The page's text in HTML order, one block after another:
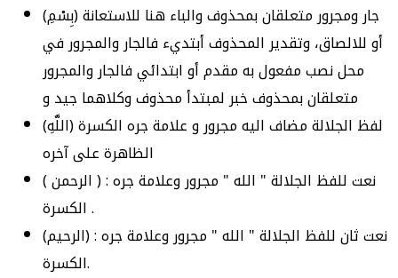
(بِسْمِ) جار ومجرور متعلقان بمحذوف والباء هنا للاستعانة
أو للالصاق، وتقدير المحذوف أبتديء فالجار والمجرور في
محل نصب مفعول به مقدم أو ابتدائي فالجار والمجرور
متعلقان بمحذوف خبر لمبتدأ محذوف وكلاهما جيد و
(اللَّهِ) لفظ الجلالة مضاف اليه مجرور و علامة جره الكسرة
الظاهرة على آخره
( الرحمن ) : نعت للفظ الجلالة " الله " مجرور وعلامة جره
الكسرة .
(الرحيم) : نعت ثان للفظ الجلالة " الله " مجرور وعلامة جره
الكسرة.